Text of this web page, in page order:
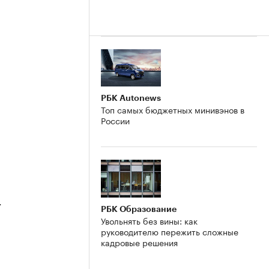
РБК Autonews
Топ самых бюджетных минивэнов в
России
РБК Образование
Увольнять без вины: как
руководителю пережить сложные
кадровые решения